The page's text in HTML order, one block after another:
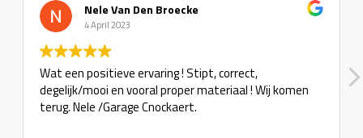
Nele Van Den Broecke
4 April 2023
Wat een positieve ervaring ! Stipt, correct,
degelijk/mooi en vooral proper materiaal ! Wij komen
terug. Nele /Garage Cnockaert.